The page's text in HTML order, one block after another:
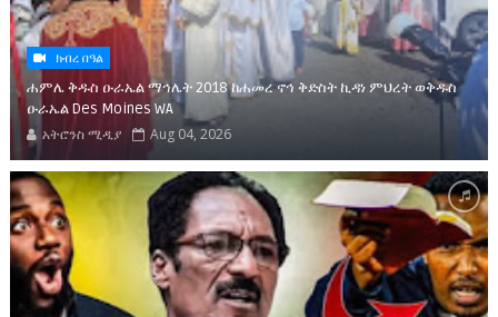
ክብረ በዓል
ሐምሌ ቅዱስ ዑራኤል ማኅሌት 2018 ከሐመረ ኖኅ ቅድስት ኪዳነ ምህረት ወቅዱስ
ዑራኤል Des Moines WA
አትሮንስ ሚዲያ Aug 04, 2026